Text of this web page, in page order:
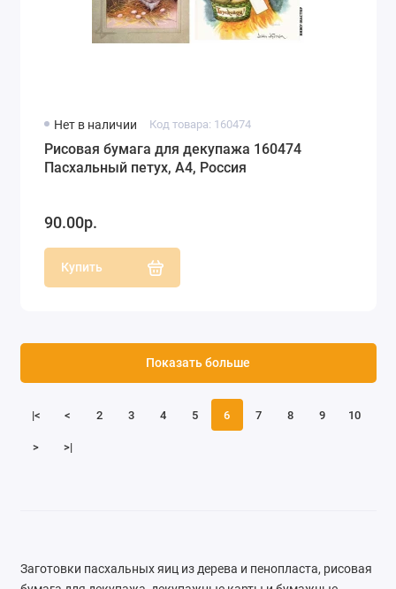
Нет в наличии Код товара: 160474
Рисовая бумага для декупажа 160474
Пасхальный петух, А4, Россия
90.00р.
Купить
|< < 2 3 4 5 6 7 8 9 10
> >|
Показать больше
Заготовки пасхальных яиц из дерева и пенопласта, рисовая